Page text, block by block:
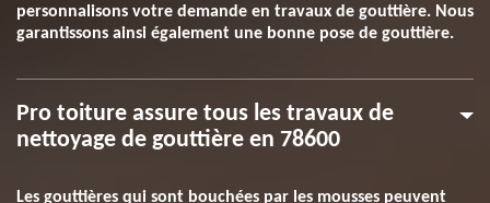
personnalisons votre demande en travaux de gouttière. Nous
garantissons ainsi également une bonne pose de gouttière.
Pro toiture assure tous les travaux de
nettoyage de gouttière en 78600
Les gouttières qui sont bouchées par les mousses peuvent